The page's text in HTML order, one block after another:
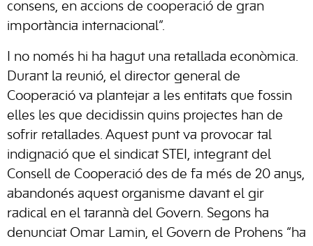
consens, en accions de cooperació de gran
importància internacional”.
I no només hi ha hagut una retallada econòmica.
Durant la reunió, el director general de
Cooperació va plantejar a les entitats que fossin
elles les que decidissin quins projectes han de
sofrir retallades. Aquest punt va provocar tal
indignació que el sindicat STEI, integrant del
Consell de Cooperació des de fa més de 20 anys,
abandonés aquest organisme davant el gir
radical en el tarannà del Govern. Segons ha
denunciat Omar Lamin, el Govern de Prohens “ha